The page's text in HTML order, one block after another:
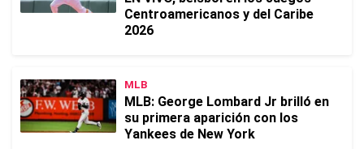
Centroamericanos y del Caribe
2026
MLB
MLB: George Lombard Jr brilló en
su primera aparición con los
Yankees de New York